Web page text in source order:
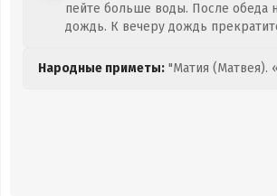
пейте больше воды. После обеда
дождь. К вечеру дождь
Народные приметы: "Матия (Матвея).